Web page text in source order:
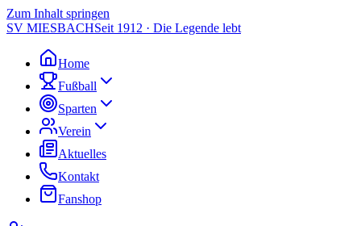
Zum Inhalt springen
SV MIESBACHSeit 1912 · Die Legende lebt
Home
Fußball
Sparten
Verein
Aktuelles
Kontakt
Fanshop